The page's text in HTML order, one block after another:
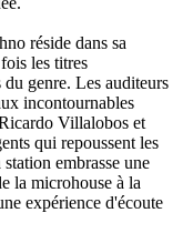
réside dans sa
les titres
du genre. Les auditeurs
incontournables
Villalobos et
qui repoussent les
embrasse une
la microhouse à la
expérience d'écoute